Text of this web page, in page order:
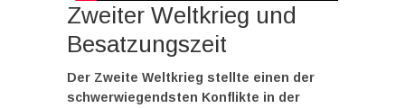
Zweiter Weltkrieg und
Besatzungszeit
Der Zweite Weltkrieg stellte einen der
schwerwiegendsten Konflikte in der